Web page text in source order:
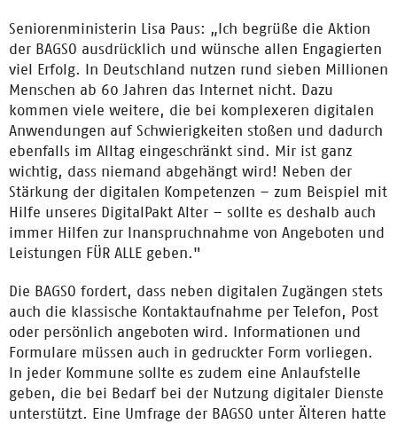
Seniorenministerin Lisa Paus: „Ich begrüße die Aktion
der BAGSO ausdrücklich und wünsche allen Engagierten
viel Erfolg. In Deutschland nutzen rund sieben Millionen
Menschen ab 60 Jahren das Internet nicht. Dazu
kommen viele weitere, die bei komplexeren digitalen
Anwendungen auf Schwierigkeiten stoßen und dadurch
ebenfalls im Alltag eingeschränkt sind. Mir ist ganz
wichtig, dass niemand abgehängt wird! Neben der
Stärkung der digitalen Kompetenzen – zum Beispiel mit
Hilfe unseres DigitalPakt Alter – sollte es deshalb auch
immer Hilfen zur Inanspruchnahme von Angeboten und
Leistungen FÜR ALLE geben."
Die BAGSO fordert, dass neben digitalen Zugängen stets
auch die klassische Kontaktaufnahme per Telefon, Post
oder persönlich angeboten wird. Informationen und
Formulare müssen auch in gedruckter Form vorliegen.
In jeder Kommune sollte es zudem eine Anlaufstelle
geben, die bei Bedarf bei der Nutzung digitaler Dienste
unterstützt. Eine Umfrage der BAGSO unter Älteren hatte